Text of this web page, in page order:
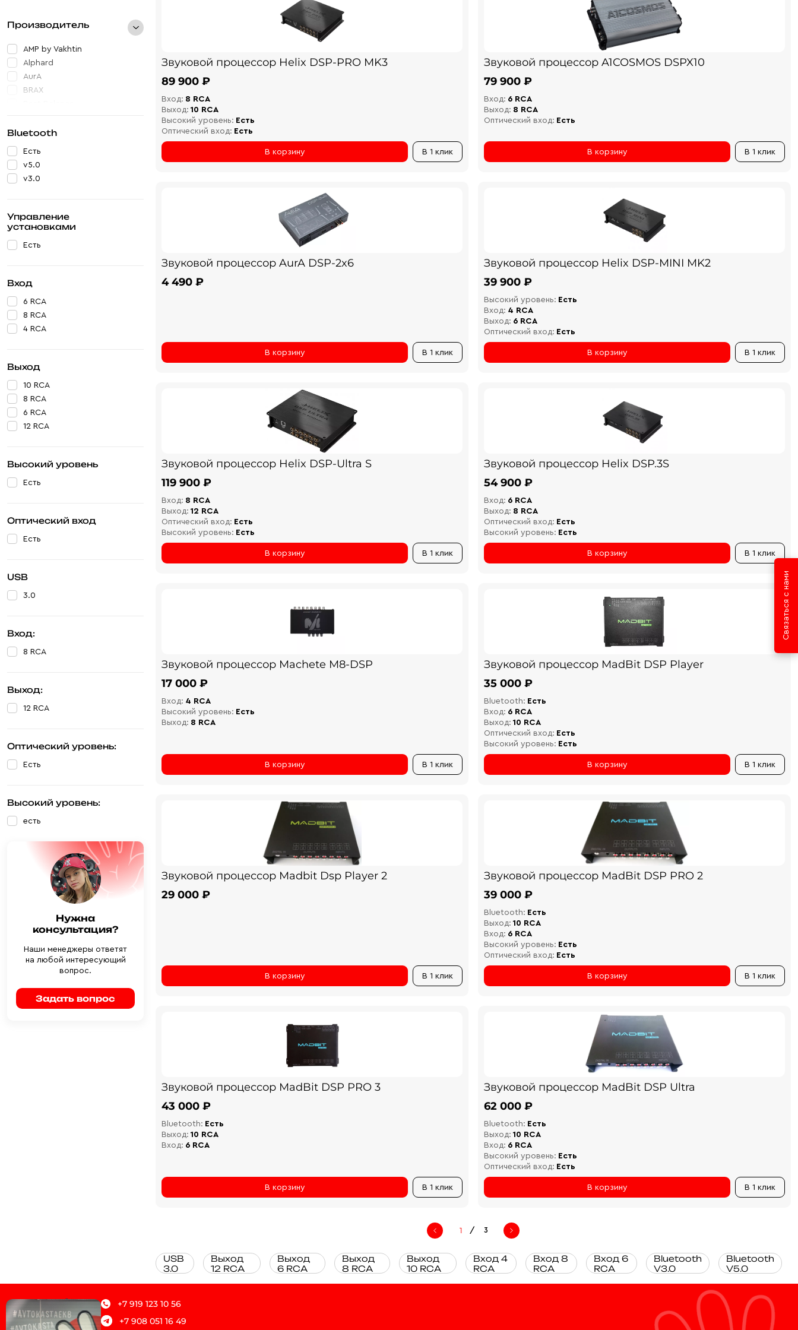
Производитель
AMP by Vakhtin
Alphard
AurA
BRAX
Hellion
Bluetooth
Есть
v5.0
v3.0
Управление
установками
Есть
Вход
6 RCA
8 RCA
4 RCA
Выход
10 RCA
8 RCA
6 RCA
12 RCA
Высокий уровень
Есть
Оптический вход
Есть
USB
3.0
Вход:
8 RCA
Выход:
12 RCA
Оптический уровень:
Есть
Высокий уровень:
есть
Нужна
консультация?
Наши менеджеры ответят
на любой интересующий
вопрос.
Задать вопрос
Звуковой процессор Helix DSP-PRO MK3
89 900 ₽
Вход: 8 RCA
Выход: 10 RCA
Высокий уровень: Есть
Оптический вход: Есть
В 1 клик
В корзину
Звуковой процессор A1COSMOS DSPX10
79 900 ₽
Вход: 6 RCA
Выход: 8 RCA
Оптический вход: Есть
В 1 клик
В корзину
Звуковой процессор AurA DSP-2x6
4 490 ₽
В 1 клик
В корзину
Звуковой процессор Helix DSP-MINI MK2
39 900 ₽
Высокий уровень: Есть
Вход: 4 RCA
Выход: 6 RCA
Оптический вход: Есть
В 1 клик
В корзину
Звуковой процессор Helix DSP-Ultra S
119 900 ₽
Вход: 8 RCA
Выход: 12 RCA
Оптический вход: Есть
Высокий уровень: Есть
В 1 клик
В корзину
Звуковой процессор Helix DSP.3S
54 900 ₽
Вход: 6 RCA
Выход: 8 RCA
Оптический вход: Есть
Высокий уровень: Есть
В 1 клик
В корзину
Звуковой процессор Machete M8-DSP
17 000 ₽
Вход: 4 RCA
Высокий уровень: Есть
Выход: 8 RCA
В 1 клик
В корзину
Звуковой процессор MadBit DSP Player
35 000 ₽
Bluetooth: Есть
Вход: 6 RCA
Выход: 10 RCA
Оптический вход: Есть
Высокий уровень: Есть
В 1 клик
В корзину
Звуковой процессор Madbit Dsp Player 2
29 000 ₽
В 1 клик
В корзину
Звуковой процессор MadBit DSP PRO 2
39 000 ₽
Bluetooth: Есть
Выход: 10 RCA
Вход: 6 RCA
Высокий уровень: Есть
Оптический вход: Есть
В 1 клик
В корзину
Звуковой процессор MadBit DSP PRO 3
43 000 ₽
Bluetooth: Есть
Выход: 10 RCA
Вход: 6 RCA
В 1 клик
В корзину
Звуковой процессор MadBit DSP Ultra
62 000 ₽
Bluetooth: Есть
Выход: 10 RCA
Вход: 6 RCA
Высокий уровень: Есть
Оптический вход: Есть
В 1 клик
В корзину
/ 3
USB
3.0
Выход
12 RCA
Выход
6 RCA
Выход
8 RCA
Выход
10 RCA
Вход 4
RCA
Вход 8
RCA
Вход 6
RCA
Bluetooth
V3.0
Bluetooth
V5.0
+7 919 123 10 56
+7 908 051 16 49
Связаться с нами